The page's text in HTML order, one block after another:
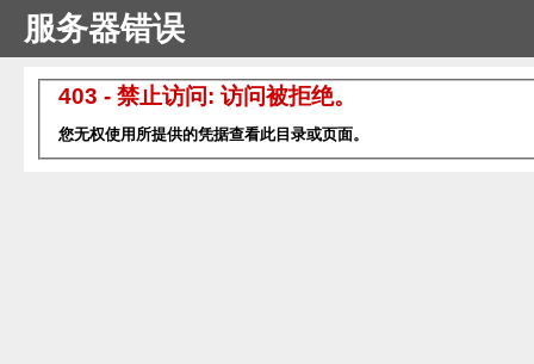
服务器错误
403 - 禁止访问: 访问被拒绝。
您无权使用所提供的凭据查看此目录或页面。